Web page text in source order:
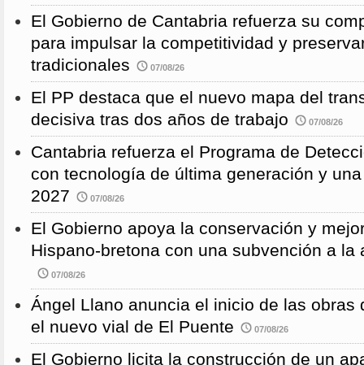
El Gobierno de Cantabria refuerza su
para impulsar la competitividad y
tradicionales
07/08/26
El PP destaca que el nuevo mapa del
decisiva tras dos años de trabajo
07/08/26
Cantabria refuerza el Programa de
con tecnología de última generación y
2027
07/08/26
El Gobierno apoya la conservación y
Hispano-bretona con una subvención a la
07/08/26
Ángel Llano anuncia el inicio de las obras
el nuevo vial de El Puente
07/08/26
El Gobierno licita la construcción de un